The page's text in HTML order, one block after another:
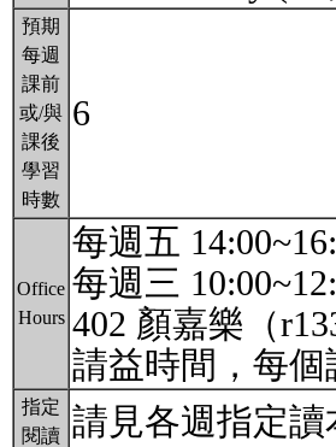
預期
每週
課前
或/與
課後
學習
時數
6
Office
Hours
每週五
每週三
402 顏嘉樂（
請益時間，每
指定
閱讀 請見各週指定讀